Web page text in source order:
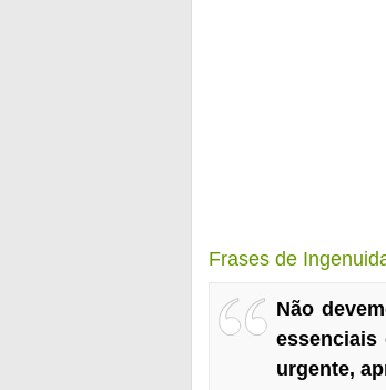
Frases de
Não
essenciais
urgente,